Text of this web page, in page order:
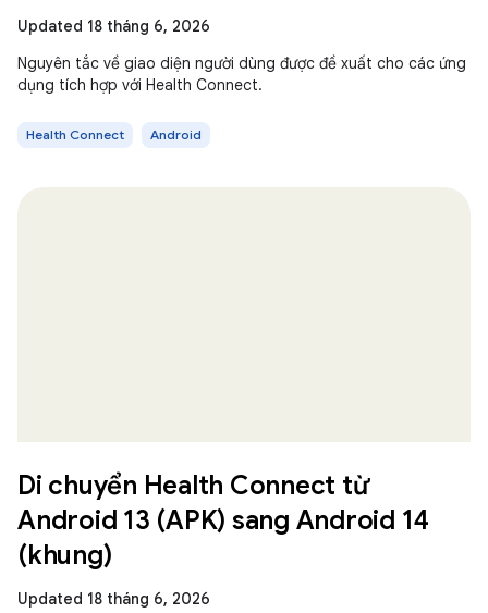
Updated 18 tháng 6, 2026
Nguyên tắc về giao diện người dùng được đề xuất cho các ứng
dụng tích hợp với Health Connect.
Health Connect Android
Di chuyển Health Connect từ
Android 13 (APK) sang Android 14
(khung)
Updated 18 tháng 6, 2026